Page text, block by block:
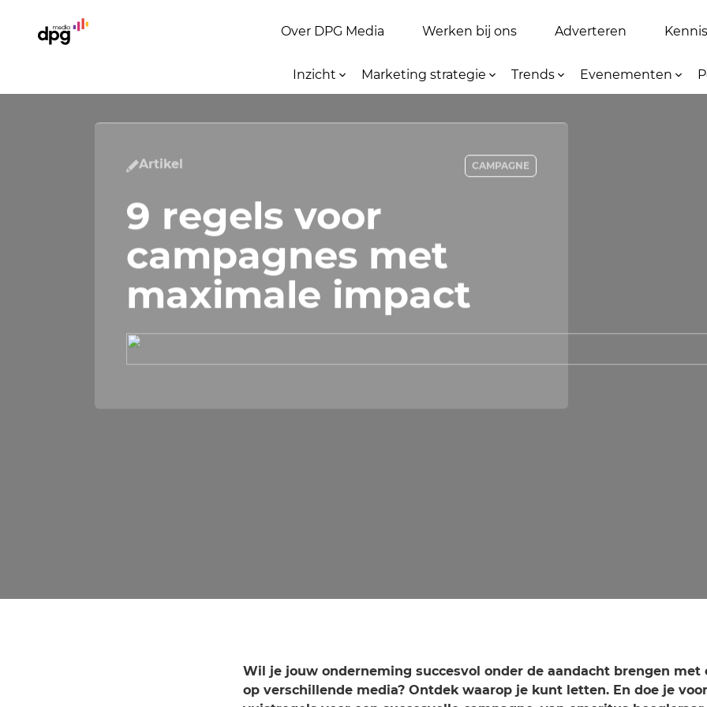
Over DPG Media Werken bij ons Adverteren
Inzicht Marketing strategie Trends Evenementen
Artikel CAMPAGNE
9 regels voor
campagnes met
maximale impact
Wil je jouw onderneming succesvol onder de aandacht brengen met
op verschillende media? Ontdek waarop je kunt letten. En doe je